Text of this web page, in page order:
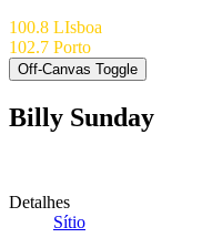
100.8 LIsboa
102.7 Porto
Off-Canvas Toggle
Billy Sunday
Detalhes
Sítio